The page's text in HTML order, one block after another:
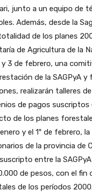
junto a un equipo de
Además, desde la
de los planes
de Agricultura de la
y 3 de febrero, una
de la SAGPyA
realizarán talleres
de pagos suscriptos
de los planes
y el 1º de febrero,
de la provincia de
entre la
de pesos, con el
de los períodos